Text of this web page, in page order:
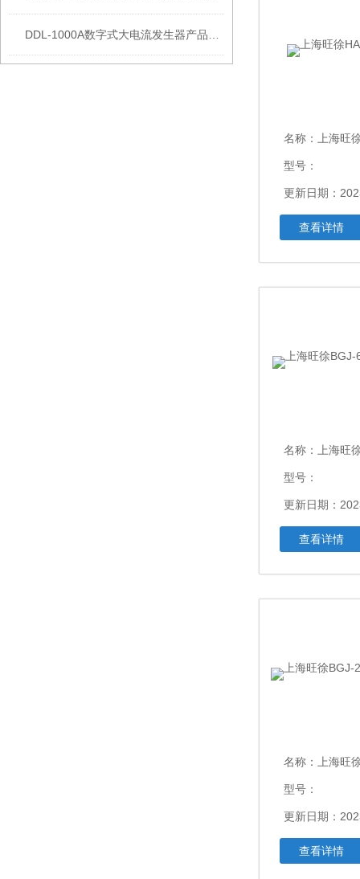
名称： 上海旺
型号：
更新日期：
查看详情
名称： 上海旺徐
型号：
更新日期：
查看详情
名称： 上海旺徐
型号：
更新日期：
查看详情